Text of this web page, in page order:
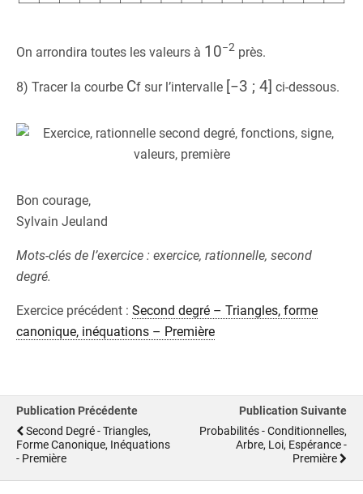
On arrondira toutes les valeurs à 10−2 près.
8) Tracer la courbe Cf sur l’intervalle [−3 ; 4] ci-dessous.
Bon courage,
Sylvain Jeuland
Mots-clés de l’exercice : exercice, rationnelle, second
degré.
Exercice précédent : Second degré – Triangles, forme
canonique, inéquations – Première
Publication Précédente
Second Degré - Triangles,
Forme Canonique, Inéquations
- Première
Publication Suivante
Probabilités - Conditionnelles,
Arbre, Loi, Espérance -
Première